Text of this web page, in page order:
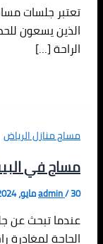
تعتبر جلسات
الذين يسعون
الراحة […]
مساج منازل الرياض
مساج في البيت
admin/30 مايو، 2024
عندما تبحث عن
الحاجة